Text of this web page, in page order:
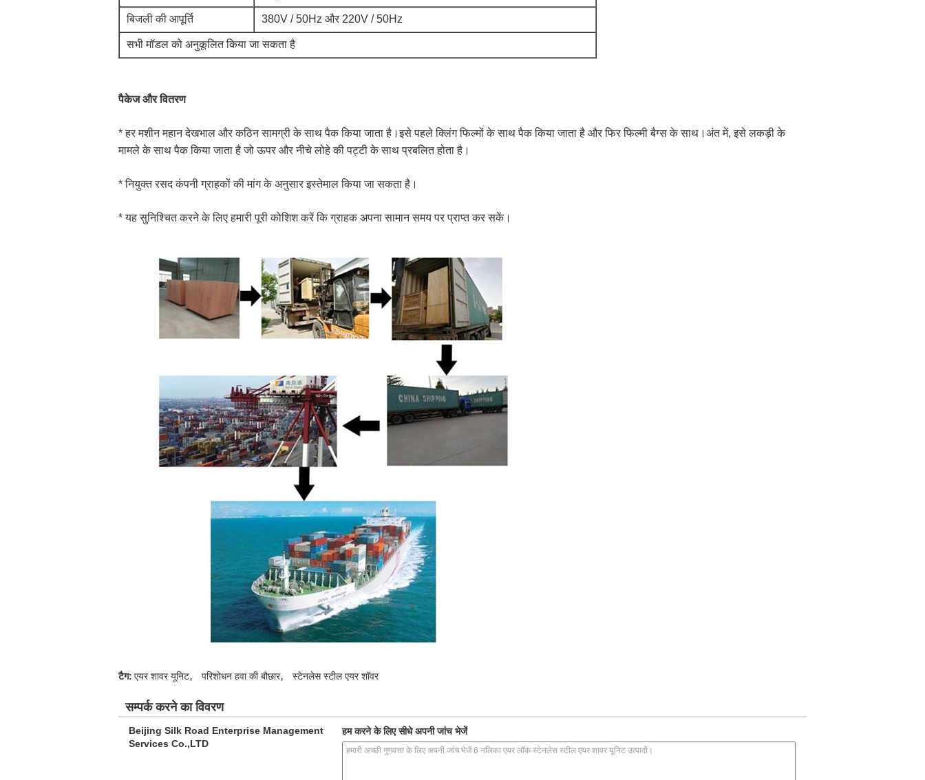
बिजली की आपूर्ति 380V / 50Hz और 220V / 50Hz
सभी मॉडल को अनुकूलित किया जा सकता है
पैकेज और वितरण
* हर मशीन महान देखभाल और कठिन सामग्री के साथ पैक किया जाता है।इसे पहले क्लिंग फिल्मों के साथ पैक किया जाता है और फिर फिल्मी बैग्स के साथ।अंत में, इसे लकड़ी के
मामले के साथ पैक किया जाता है जो ऊपर और नीचे लोहे की पट्टी के साथ प्रबलित होता है।
* नियुक्त रसद कंपनी ग्राहकों की मांग के अनुसार इस्तेमाल किया जा सकता है।
* यह सुनिश्चित करने के लिए हमारी पूरी कोशिश करें कि ग्राहक अपना सामान समय पर प्राप्त कर सकें।
टैग: एयर शावर यूनिट, परिशोधन हवा की बौछार, स्टेनलेस स्टील एयर शॉवर
सम्पर्क करने का विवरण
Beijing Silk Road Enterprise Management
Services Co.,LTD
हम करने के लिए सीधे अपनी जांच भेजें